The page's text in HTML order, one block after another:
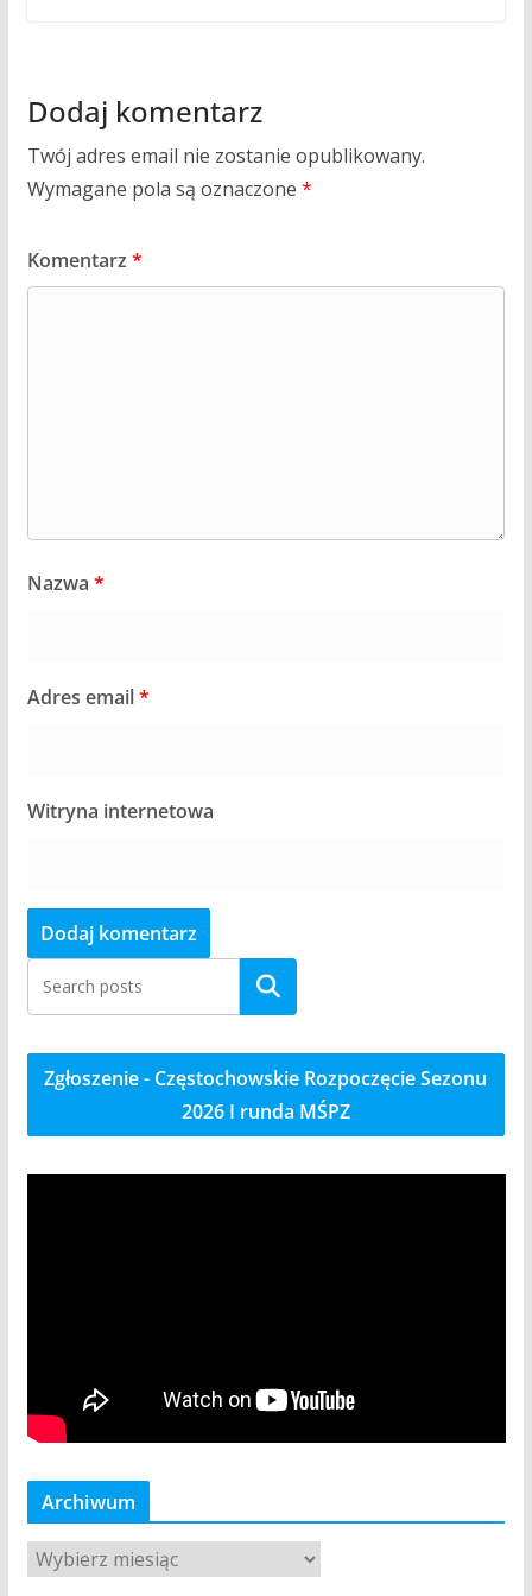
Dodaj komentarz
Twój adres email nie zostanie opublikowany.
Wymagane pola są oznaczone *
Komentarz *
Nazwa *
Adres email*
Witryna internetowa
Szukaj
Zgłoszenie - Częstochowskie Rozpoczęcie Sezonu
2026 I runda MŚPZ
Archiwum
A